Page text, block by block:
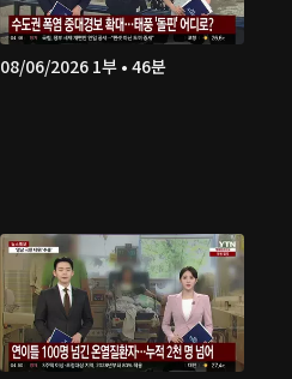
08/06/2026 1부 • 46분